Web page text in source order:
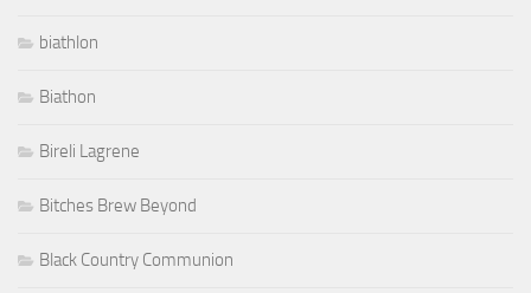
biathlon
Biathon
Bireli Lagrene
Bitches Brew Beyond
Black Country Communion